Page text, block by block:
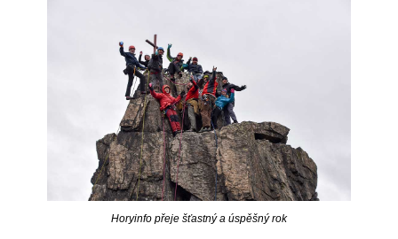
Horyinfo přeje šťastný a úspěšný rok